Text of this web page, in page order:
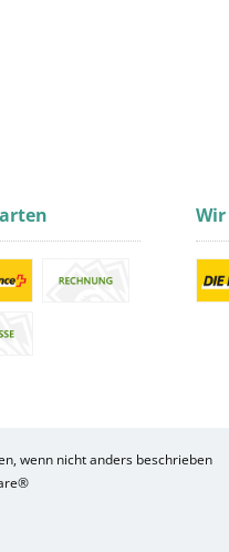
wenn nicht anders beschrieben